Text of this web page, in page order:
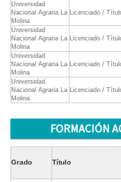
Universidad
Nacional Agraria La
Molina
Licenciado /
Universidad
Nacional Agraria La
Molina
Licenciado /
Universidad
Nacional Agraria La
Molina
Licenciado /
Universidad
Nacional Agraria La
Molina
Licenciado /
FORMACIÓN
Grado Título